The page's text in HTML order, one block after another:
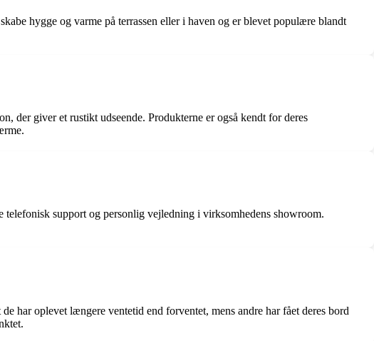
hygge og varme på terrassen eller i haven og er blevet populære blandt
der giver et rustikt udseende. Produkterne er også kendt for deres
support og personlig vejledning i virksomhedens showroom.
har oplevet længere ventetid end forventet, mens andre har fået deres bord